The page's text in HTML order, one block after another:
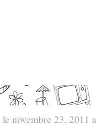
le novembre 23, 2011